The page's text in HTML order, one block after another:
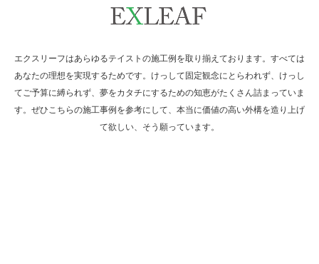
計算された配分は培ってきた技術と丁寧な職
人の技
エクスリーフはあらゆるテイストの施工例を取り揃えております。すべては
あなたの理想を実現するためです。けっして固定観念にとらわれず、けっし
てご予算に縛られず、夢をカタチにするための知恵がたくさん詰まっていま
す。ぜひこちらの施工事例を参考にして、本当に価値の高い外構を造り上げ
て欲しい、そう願っています。